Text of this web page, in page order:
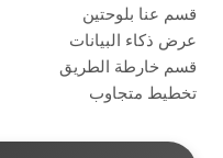
قسم عنا بلوحتين
عرض ذكاء البيانات
قسم خارطة الطريق
تخطيط متجاوب